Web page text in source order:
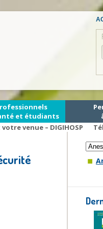
et étudiants
venue – DIGIHOSP